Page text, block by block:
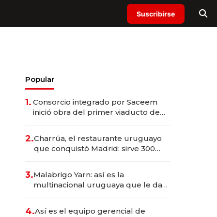
Suscribirse
Popular
1. Consorcio integrado por Saceem
inició obra del primer viaducto de
millones
2.Charrúa, el restaurante uruguayo
que conquistó Madrid: sirve 300
prepara apertura
3.Malabrigo Yarn: así es la
multinacional uruguaya que le da
4.Así es el equipo gerencial de